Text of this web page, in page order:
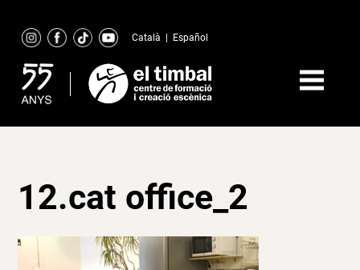
content
Català Español
12.cat office_2